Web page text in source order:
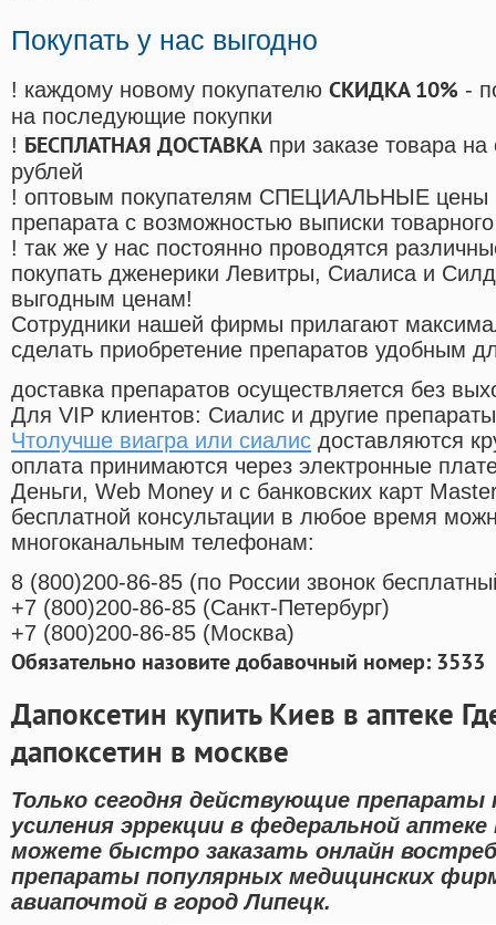
Покупать у нас выгодно
! каждому новому покупателю СКИДКА 10% -
на последующие покупки
! БЕСПЛАТНАЯ ДОСТАВКА при заказе товара
рублей
! оптовым покупателям СПЕЦИАЛЬНЫЕ цены
препарата с возможностью выписки
! так же у нас постоянно проводятся
покупать дженерики Левитры, Сиалиса и
выгодным ценам!
Cотрудники нашей фирмы прилагают
сделать приобретение препаратов удобным
доставка препаратов осуществляется без
Для VIP клиентов: Сиалис и другие
Чтолучше виагра или сиалис доставляются
оплата принимаются через электронные
Деньги, Web Money и с банковских карт
бесплатной консультации в любое время
многоканальным телефонам:
8 (800)200-86-85 (по России звонок
+7 (800)200-86-85 (Санкт-Петербург)
+7 (800)200-86-85 (Москва)
Обязательно назовите добавочный номер: 3533
Дапоксетин купить Киев в аптеке
дапоксетин в москве
Только сегодня действующие препараты
усиления эррекции в федеральной
можете быстро заказать онлайн
препараты популярных медицинских
авиапочтой в город Липецк.